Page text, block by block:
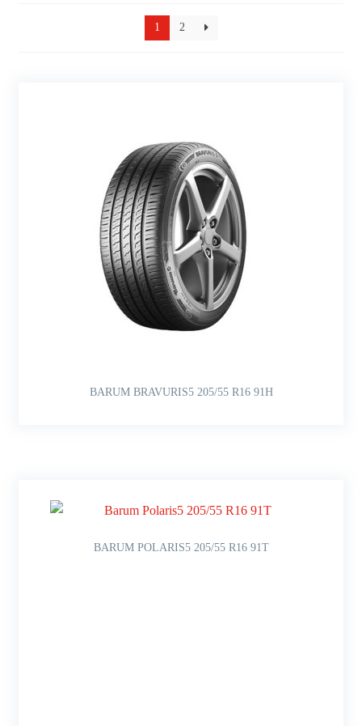
1 2
BARUM BRAVURIS5 205/55 R16 91H
BARUM POLARIS5 205/55 R16 91T